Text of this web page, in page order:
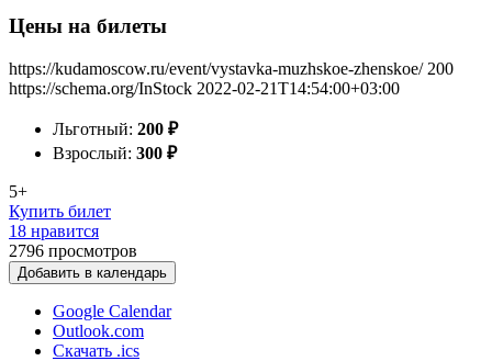
Цены на билеты
https://kudamoscow.ru/event/vystavka-muzhskoe-zhenskoe/ 200
https://schema.org/InStock 2022-02-21T14:54:00+03:00
Льготный: 200 ₽
Взрослый: 300 ₽
5+
Купить билет
18 нравится
2796 просмотров
Добавить в календарь
Google Calendar
Outlook.com
Скачать .ics